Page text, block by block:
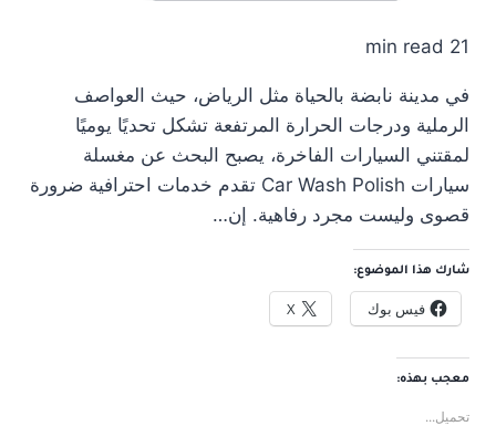
21 min read
في مدينة نابضة بالحياة مثل الرياض، حيث العواصف
الرملية ودرجات الحرارة المرتفعة تشكل تحديًا يوميًا
لمقتني السيارات الفاخرة، يصبح البحث عن مغسلة
سيارات Car Wash Polish تقدم خدمات احترافية ضرورة
قصوى وليست مجرد رفاهية. إن…
شارك هذا الموضوع:
فيس بوك X
معجب بهذه:
تحميل...